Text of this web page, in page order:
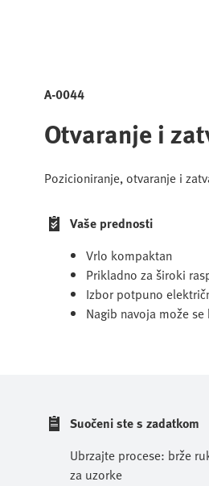
A-0044
Otvaranje i
Pozicioniranje, otvaranje i
Vaše prednosti
Vrlo kompaktan
Prikladno za široki
Izbor potpuno
Nagib navoja može
Suočeni ste s zadatkom
Ubrzajte procese: brže
za uzorke